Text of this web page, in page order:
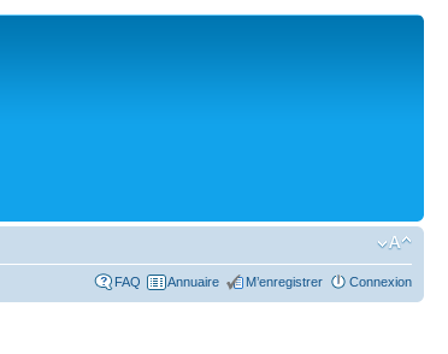
FAQ Annuaire M’enregistrer Connexion